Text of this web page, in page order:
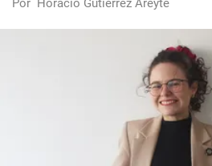
Por Horacio Gutiérrez Areyte